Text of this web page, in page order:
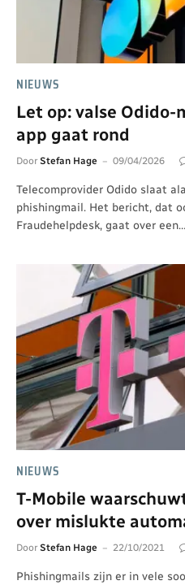
NIEUWS
Let op: valse Odido-
app gaat rond
Door Stefan Hage 09/04/2026
Telecomprovider Odido slaat
phishingmail. Het bericht, dat
Fraudehelpdesk, gaat over een…
NIEUWS
T-Mobile
over mislukte
Door Stefan Hage 22/10/2021
Phishingmails zijn er in vele